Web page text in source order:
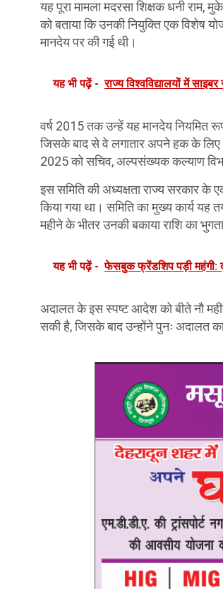
यह पूरा मामला मदरसा शिक्षक धनी राम,
को बताया कि उनकी नियुक्ति एक विशेष
मानदेय पर की गई थी।
यह भी पढ़ें - राज्य विश्वविद्यालयों में
वर्ष 2015 तक उन्हें यह मानदेय नियमित
जिसके बाद से वे लगातार अपने हक के लिए
2025 को सचिव, अल्पसंख्यक कल्याण
इस समिति की अध्यक्षता राज्य सरकार
किया गया था। समिति का मुख्य कार्य यह
महीने के भीतर उनकी बकाया राशि का
यह भी पढ़ें - फेसबुक फ्रेंडशिप पड़ी महंगी:
अदालत के इस स्पष्ट आदेश को बीते नौ
सकी है, जिसके बाद उन्होंने पुनः अदालत